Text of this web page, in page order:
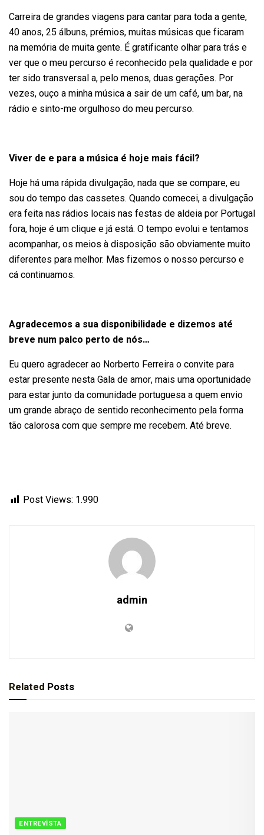
Carreira de grandes viagens para cantar para toda a gente,
40 anos, 25 álbuns, prémios, muitas músicas que ficaram
na memória de muita gente. É gratificante olhar para trás e
ver que o meu percurso é reconhecido pela qualidade e por
ter sido transversal a, pelo menos, duas gerações. Por
vezes, ouço a minha música a sair de um café, um bar, na
rádio e sinto-me orgulhoso do meu percurso.
Viver de e para a música é hoje mais fácil?
Hoje há uma rápida divulgação, nada que se compare, eu
sou do tempo das cassetes. Quando comecei, a divulgação
era feita nas rádios locais nas festas de aldeia por Portugal
fora, hoje é um clique e já está. O tempo evolui e tentamos
acompanhar, os meios à disposição são obviamente muito
diferentes para melhor. Mas fizemos o nosso percurso e
cá continuamos.
Agradecemos a sua disponibilidade e dizemos até
breve num palco perto de nós…
Eu quero agradecer ao Norberto Ferreira o convite para
estar presente nesta Gala de amor, mais uma oportunidade
para estar junto da comunidade portuguesa a quem envio
um grande abraço de sentido reconhecimento pela forma
tão calorosa com que sempre me recebem. Até breve.
Post Views: 1.990
admin
Related Posts
ENTREVISTA